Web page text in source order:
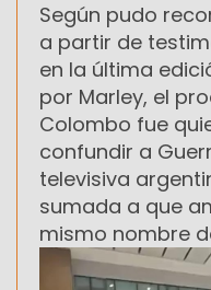
Según pudo
a partir de
en la última
por Marley, el
Colombo fue
confundir a
televisiva
sumada a que
mismo nombre